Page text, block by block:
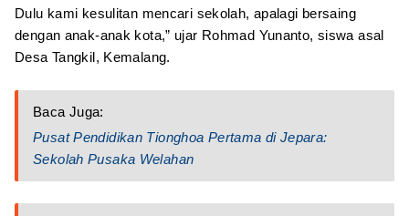
Dulu kami kesulitan mencari sekolah, apalagi bersaing
dengan anak-anak kota,” ujar Rohmad Yunanto, siswa asal
Desa Tangkil, Kemalang.
Baca Juga:
Pusat Pendidikan Tionghoa Pertama di Jepara:
Sekolah Pusaka Welahan